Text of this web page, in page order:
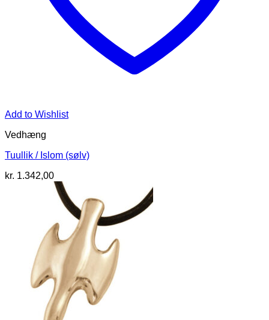
Add to Wishlist
Vedhæng
Tuullik / Islom (sølv)
kr. 1.342,00